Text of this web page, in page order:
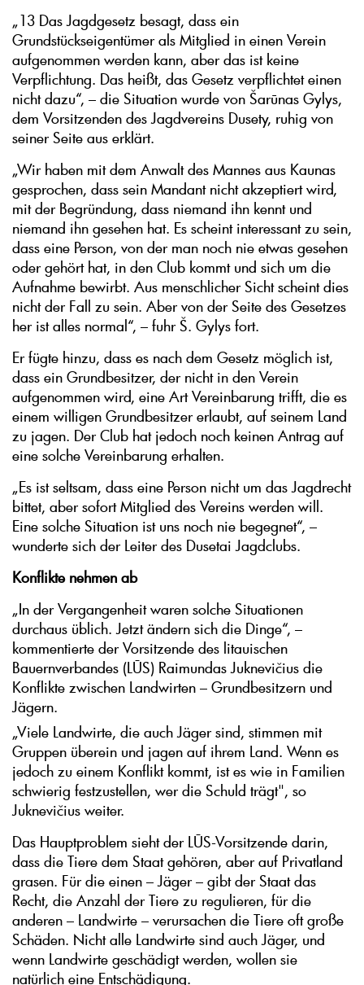
„13 Das Jagdgesetz besagt, dass ein
Grundstückseigentümer als Mitglied in einen Verein
aufgenommen werden kann, aber das ist keine
Verpflichtung. Das heißt, das Gesetz verpflichtet einen
nicht dazu“, – die Situation wurde von Šarūnas Gylys,
dem Vorsitzenden des Jagdvereins Dusety, ruhig von
seiner Seite aus erklärt.
„Wir haben mit dem Anwalt des Mannes aus Kaunas
gesprochen, dass sein Mandant nicht akzeptiert wird,
mit der Begründung, dass niemand ihn kennt und
niemand ihn gesehen hat. Es scheint interessant zu sein,
dass eine Person, von der man noch nie etwas gesehen
oder gehört hat, in den Club kommt und sich um die
Aufnahme bewirbt. Aus menschlicher Sicht scheint dies
nicht der Fall zu sein. Aber von der Seite des Gesetzes
her ist alles normal“, – fuhr Š. Gylys fort.
Er fügte hinzu, dass es nach dem Gesetz möglich ist,
dass ein Grundbesitzer, der nicht in den Verein
aufgenommen wird, eine Art Vereinbarung trifft, die es
einem willigen Grundbesitzer erlaubt, auf seinem Land
zu jagen. Der Club hat jedoch noch keinen Antrag auf
eine solche Vereinbarung erhalten.
„Es ist seltsam, dass eine Person nicht um das Jagdrecht
bittet, aber sofort Mitglied des Vereins werden will.
Eine solche Situation ist uns noch nie begegnet“, –
wunderte sich der Leiter des Dusetai Jagdclubs.
Konflikte nehmen ab
„In der Vergangenheit waren solche Situationen
durchaus üblich. Jetzt ändern sich die Dinge“, –
kommentierte der Vorsitzende des litauischen
Bauernverbandes (LŪS) Raimundas Juknevičius die
Konflikte zwischen Landwirten – Grundbesitzern und
Jägern.
„Viele Landwirte, die auch Jäger sind, stimmen mit
Gruppen überein und jagen auf ihrem Land. Wenn es
jedoch zu einem Konflikt kommt, ist es wie in Familien
schwierig festzustellen, wer die Schuld trägt", so
Juknevičius weiter.
Das Hauptproblem sieht der LŪS-Vorsitzende darin,
dass die Tiere dem Staat gehören, aber auf Privatland
grasen. Für die einen – Jäger – gibt der Staat das
Recht, die Anzahl der Tiere zu regulieren, für die
anderen – Landwirte – verursachen die Tiere oft große
Schäden. Nicht alle Landwirte sind auch Jäger, und
wenn Landwirte geschädigt werden, wollen sie
natürlich eine Entschädigung.